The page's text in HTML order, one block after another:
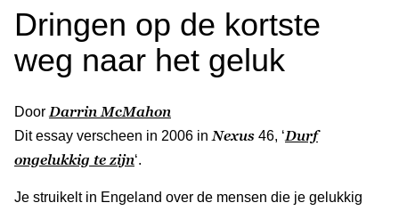
Dringen op de kortste
weg naar het geluk
Door Darrin McMahon
Dit essay verscheen in 2006 in Nexus 46, ‘Durf
ongelukkig te zijn‘.
Je struikelt in Engeland over de mensen die je gelukkig